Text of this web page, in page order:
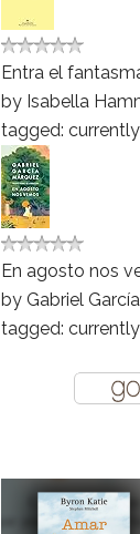
Entra el
by Isabella
tagged:
En agosto nos
by Gabriel
tagged: